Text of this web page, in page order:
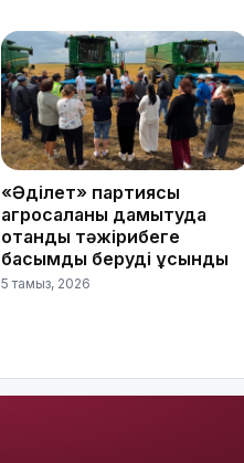
«Әділет» партиясы
агросаланы дамытуда
отандық тәжірибеге
басымдық беруді ұсынды
5 тамыз, 2026